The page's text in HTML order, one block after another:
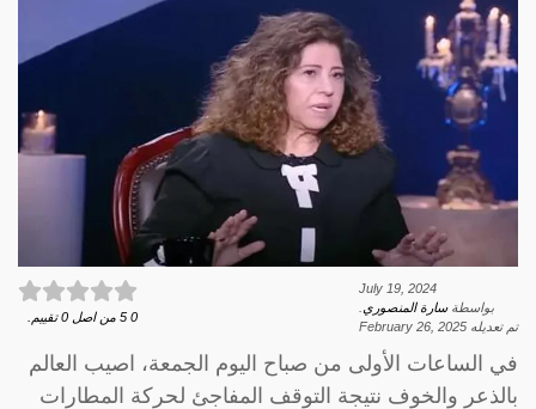
July 19, 2024
بواسطةسارة المنصوري
تم تعديله February 26, 2025
0
5 من اصل 0 تقييم.
في الساعات الأولى من صباح اليوم الجمعة، اصيب العالم
بالذعر والخوف نتيجة التوقف المفاجئ لحركة المطارات